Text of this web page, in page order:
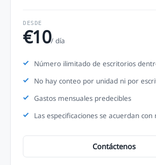
DESDE
€10/ día
Número ilimitado de escritorios
No hay conteo por unidad ni por
Gastos mensuales predecibles
Las especificaciones se acuerdan
Contáctenos